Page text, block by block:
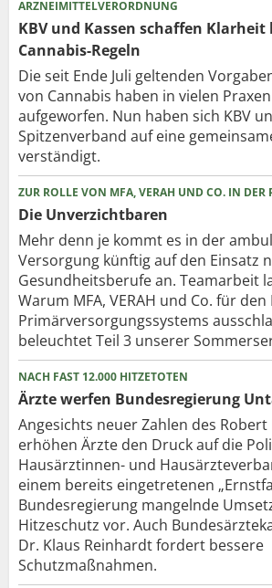
ARZNEIMITTELVERORDNUNG
KBV und Kassen schaffen Klarheit
Cannabis-Regeln
Die seit Ende Juli geltenden
von Cannabis haben in vielen
aufgeworfen. Nun haben sich KBV
Spitzenverband auf eine
verständigt.
ZUR ROLLE VON MFA, VERAH UND CO. IN DER
Die Unverzichtbaren
Mehr denn je kommt es in der
Versorgung künftig auf den Einsatz
Gesundheitsberufe an. Teamarbeit
Warum MFA, VERAH und Co. für
Primärversorgungssystems
beleuchtet Teil 3 unserer
NACH FAST 12.000 HITZETOTEN
Ärzte werfen Bundesregierung
Angesichts neuer Zahlen des
erhöhen Ärzte den Druck auf die
Hausärztinnen- und
einem bereits eingetretenen
Bundesregierung mangelnde
Hitzeschutz vor. Auch
Dr. Klaus Reinhardt fordert bessere
Schutzmaßnahmen.